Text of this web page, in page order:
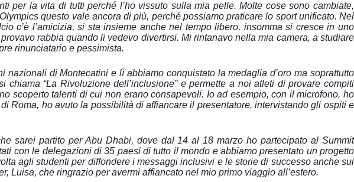
per la vita di tutti perché l’ho vissuto sulla mia pelle. Molte cose sono cambiate,
questo vale ancora di più, perché possiamo praticare lo sport unificato. Nel
c’è l’amicizia, si sta insieme anche nel tempo libero, insomma si cresce in uno
rabbia quando li vedevo divertirsi. Mi rintanavo nella mia camera, a studiare
rinunciatario e pessimista.
di Montecatini e lì abbiamo conquistato la medaglia d’oro ma soprattutto
“La Rivoluzione dell’inclusione” e permette a noi atleti di provare compiti
scoperto talenti di cui non erano consapevoli. Io ad esempio, con il microfono, ho
Roma, ho avuto la possibilità di affiancare il presentatore, intervistando gli ospiti e
sarei partito per Abu Dhabi, dove dal 14 al 18 marzo ho partecipato al Summit
con le delegazioni di 35 paesi di tutto il mondo e abbiamo presentato un progetto
agli studenti per diffondere i messaggi inclusivi e le storie di successo anche sui
Luisa, che ringrazio per avermi affiancato nel mio primo viaggio all’estero.